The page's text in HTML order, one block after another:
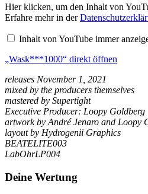
„Wask***1000“
von
YouTube
Hier klicken, um den Inhalt von
Erfahre mehr in der
Inhalt von YouTube immer
„Wask***1000“ direkt öffnen
releases November 1, 2021
mixed by the producers themselves
mastered by Supertight
Executive Producer: Loopy Goldberg
artwork by André Jenaro and Loopy
layout by Hydrogenii Graphics
BEATELITE003
LabOhrLP004
Deine Wertung